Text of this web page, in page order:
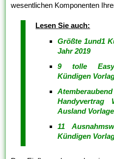
wesentlichen Komponenten
Lesen Sie auch:
Größte 1und1
Jahr 2019
9 tolle
Kündigen
Handyvertrag
Ausland
11
Kündigen